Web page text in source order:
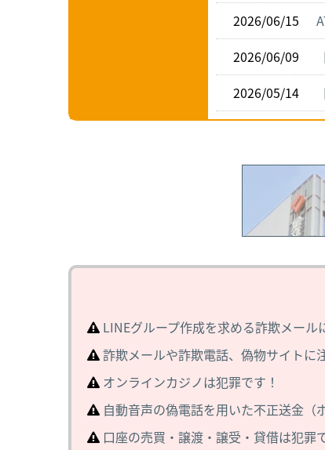
2026/06/15
2026/06/09
2026/05/14
LINEグループ作成を求める詐欺メール
詐欺メールや詐欺電話、偽物サイトに
オンラインカジノは犯罪です！
自動音声の偽電話を用いた不正送金（
口座の売買・譲渡・譲受・貸借は犯罪